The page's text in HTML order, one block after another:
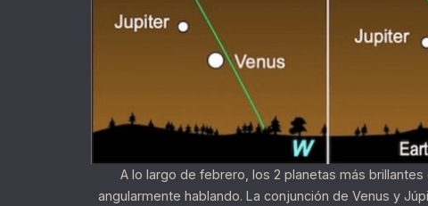
A lo largo de febrero, los 2 planetas más
angularmente hablando. La conjunción de Venus y